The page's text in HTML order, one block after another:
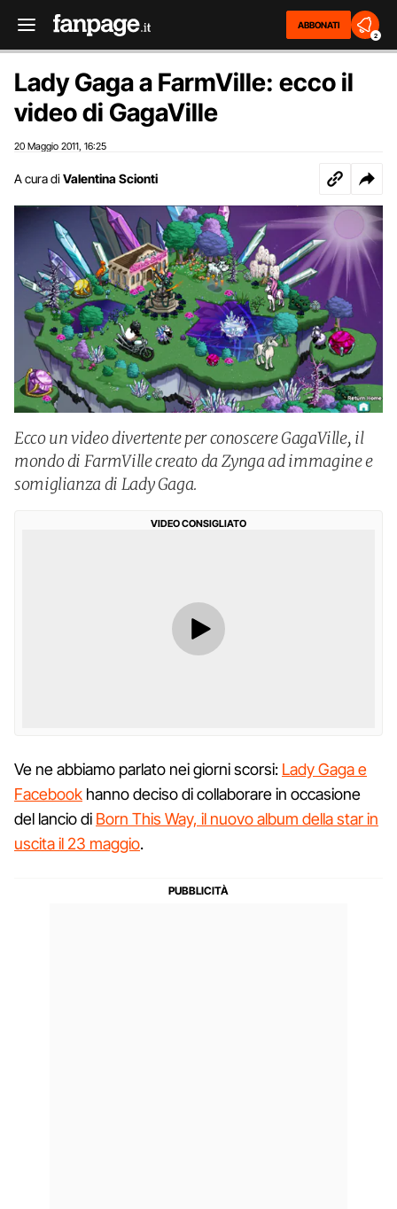
ABBONATI
2
Lady Gaga a FarmVille: ecco il
video di GagaVille
20 Maggio 2011 16:25
A cura di Valentina Scionti
Ecco un video divertente per conoscere GagaVille, il
mondo di FarmVille creato da Zynga ad immagine e
somiglianza di Lady Gaga.
VIDEO CONSIGLIATO
Ve ne abbiamo parlato nei giorni scorsi: Lady Gaga e
Facebook hanno deciso di collaborare in occasione
del lancio di Born This Way, il nuovo album della star in
uscita il 23 maggio.